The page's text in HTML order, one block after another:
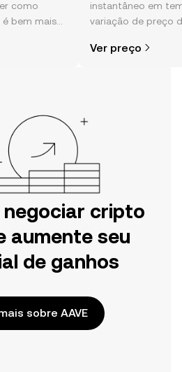
como
bem mais
já sabe
instantâneo em
variação de preço
e muito mais.
Ver preço
negociar cripto
aumente seu
de ganhos
sobre AAVE